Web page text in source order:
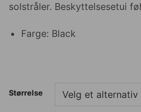
solstråler. Beskyttelsesetui
Farge: Black
Størrelse